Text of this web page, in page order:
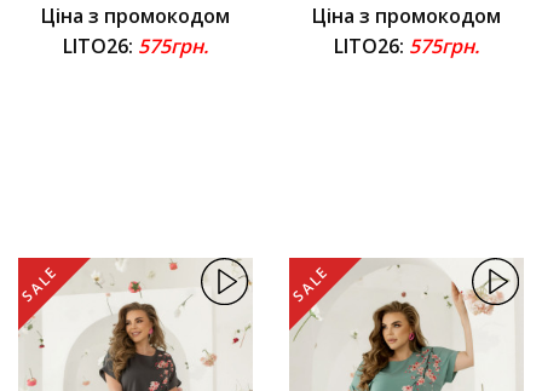
Ціна з промокодом
LITO26: 575грн.
Ціна з промокодом
LITO26: 575грн.
SALE SALE